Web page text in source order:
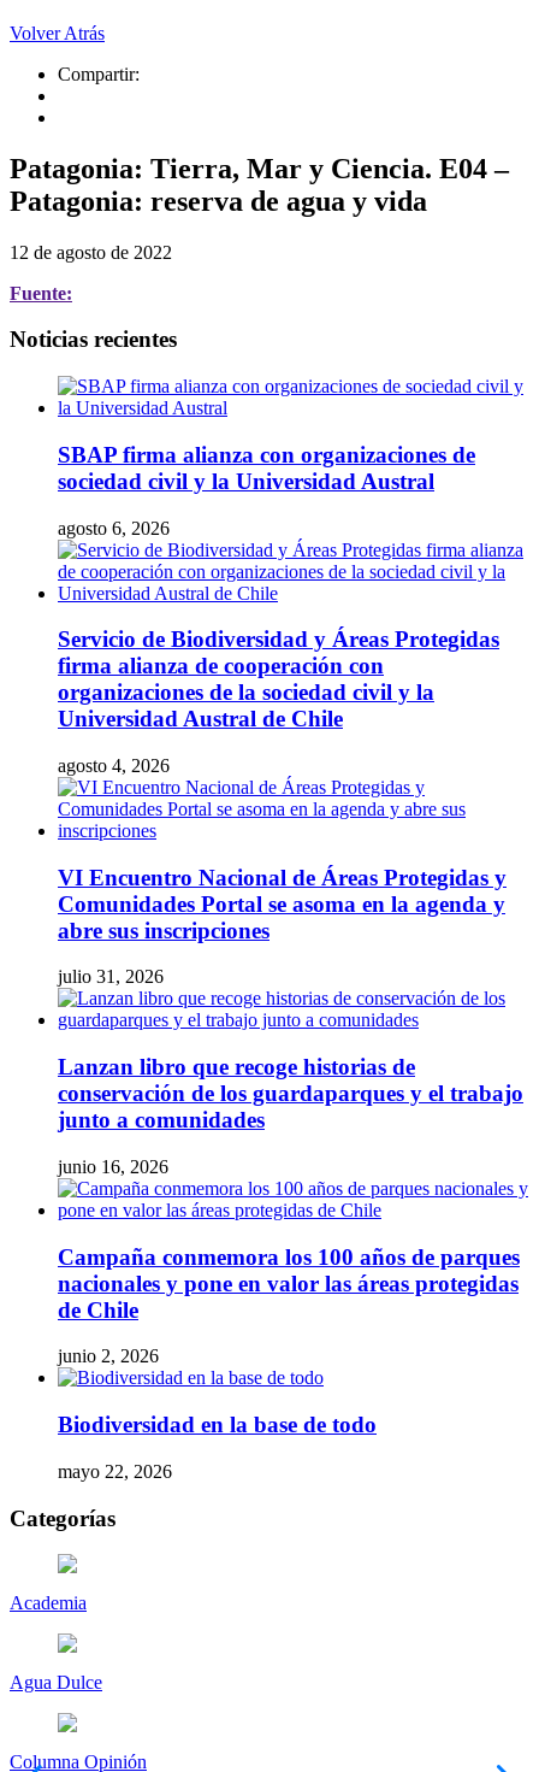
Volver Atrás
Compartir:
Patagonia: Tierra, Mar y Ciencia. E04 –
Patagonia: reserva de agua y vida
12 de agosto de 2022
Fuente:
Noticias recientes
SBAP firma alianza con organizaciones de
sociedad civil y la Universidad Austral
agosto 6, 2026
Servicio de Biodiversidad y Áreas Protegidas
firma alianza de cooperación con
organizaciones de la sociedad civil y la
Universidad Austral de Chile
agosto 4, 2026
VI Encuentro Nacional de Áreas Protegidas y
Comunidades Portal se asoma en la agenda y
abre sus inscripciones
julio 31, 2026
Lanzan libro que recoge historias de
conservación de los guardaparques y el trabajo
junto a comunidades
junio 16, 2026
Campaña conmemora los 100 años de parques
nacionales y pone en valor las áreas protegidas
de Chile
junio 2, 2026
Biodiversidad en la base de todo
mayo 22, 2026
Categorías
Academia
Agua Dulce
Columna Opinión